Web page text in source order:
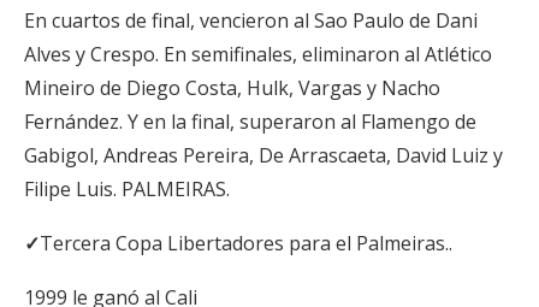
En cuartos de final, vencieron al Sao Paulo de Dani
Alves y Crespo. En semifinales, eliminaron al Atlético
Mineiro de Diego Costa, Hulk, Vargas y Nacho
Fernández. Y en la final, superaron al Flamengo de
Gabigol, Andreas Pereira, De Arrascaeta, David Luiz y
Filipe Luis. PALMEIRAS.
✓Tercera Copa Libertadores para el Palmeiras..
1999 le ganó al Cali